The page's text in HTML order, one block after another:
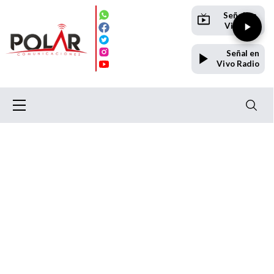
Señal en
Vivo TV
Señal en
Vivo Radio